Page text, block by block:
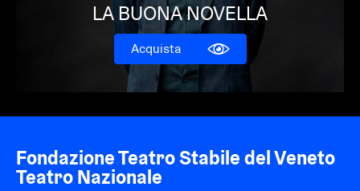
LA BUONA NOVELLA
Acquista
Fondazione Teatro Stabile del Veneto
Teatro Nazionale